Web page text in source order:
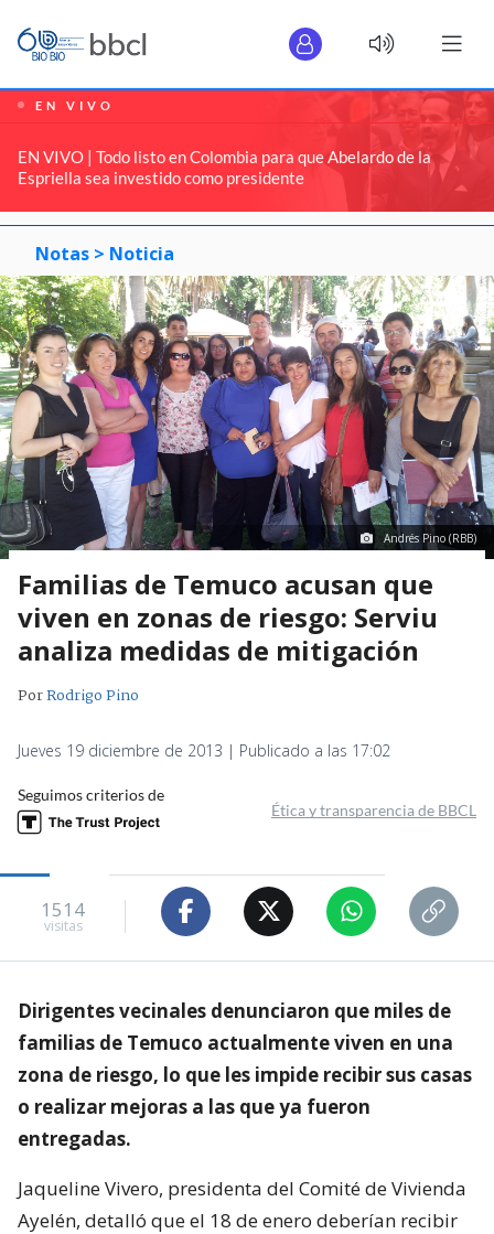
EN VIVO
EN VIVO | Todo listo en Colombia para que Abelardo de la
Espriella sea investido como presidente
Notas > Noticia
Andrés Pino (RBB)
Familias de Temuco acusan que
viven en zonas de riesgo: Serviu
analiza medidas de mitigación
PorRodrigo Pino
Jueves 19 diciembre de 2013 | Publicado a las 17:02
Seguimos criterios de
Ética y transparencia de BBCL
1514
visitas
Dirigentes vecinales denunciaron que miles de
familias de Temuco actualmente viven en una
zona de riesgo, lo que les impide recibir sus casas
o realizar mejoras a las que ya fueron
entregadas.
Jaqueline Vivero, presidenta del Comité de Vivienda
Ayelén, detalló que el 18 de enero deberían recibir